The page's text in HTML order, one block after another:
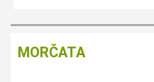
MORČATA